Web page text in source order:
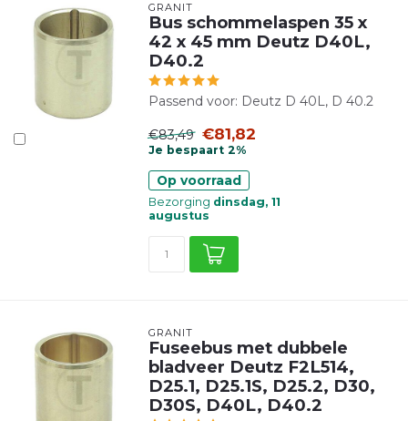
GRANIT
Bus schommelaspen 35 x
42 x 45 mm Deutz D40L,
D40.2
Passend voor: Deutz D 40L, D 40.2
€83,49 €81,82
Je bespaart 2%
Op voorraad
Bezorging dinsdag, 11
augustus
GRANIT
Fuseebus met dubbele
bladveer Deutz F2L514,
D25.1, D25.1S, D25.2, D30,
D30S, D40L, D40.2